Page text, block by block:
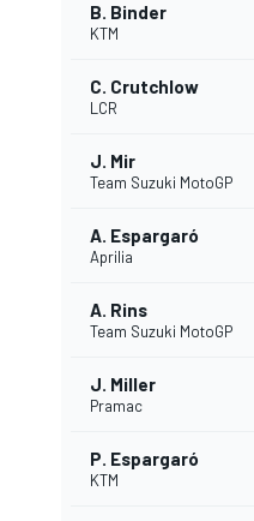
B. Binder
KTM
C. Crutchlow
LCR
J. Mir
Team Suzuki MotoGP
A. Espargaró
Aprilia
A. Rins
Team Suzuki MotoGP
J. Miller
Pramac
P. Espargaró
KTM